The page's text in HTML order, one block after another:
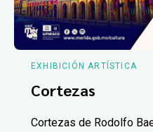
EXHIBICIÓN ARTÍSTICA
Cortezas
Cortezas de Rodolfo